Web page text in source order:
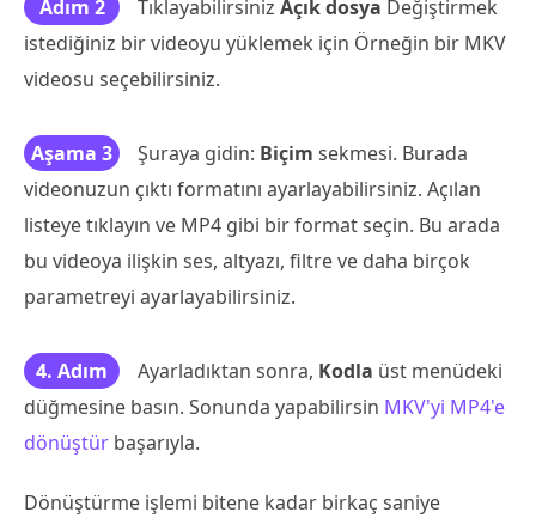
Adım 2 Tıklayabilirsiniz Açık dosya Değiştirmek
istediğiniz bir videoyu yüklemek için Örneğin bir MKV
videosu seçebilirsiniz.
Aşama 3 Şuraya gidin: Biçim sekmesi. Burada
videonuzun çıktı formatını ayarlayabilirsiniz. Açılan
listeye tıklayın ve MP4 gibi bir format seçin. Bu arada
bu videoya ilişkin ses, altyazı, filtre ve daha birçok
parametreyi ayarlayabilirsiniz.
4. Adım Ayarladıktan sonra, Kodla üst menüdeki
düğmesine basın. Sonunda yapabilirsin MKV'yi MP4'e
dönüştür başarıyla.
Dönüştürme işlemi bitene kadar birkaç saniye